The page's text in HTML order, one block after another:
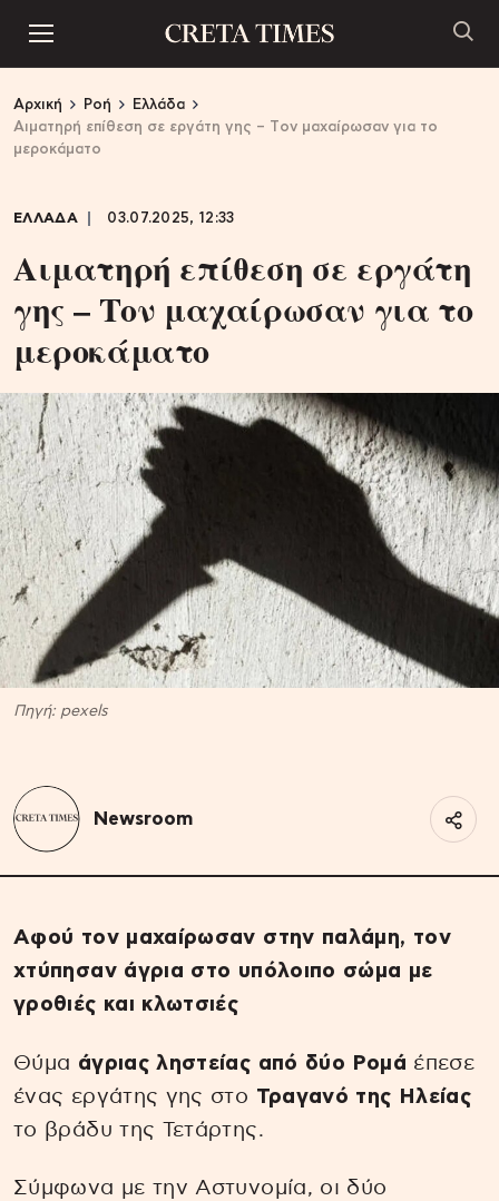
Αρχική Ροή
Ελλάδα
Αιματηρή επίθεση σε εργάτη γης – Tον μαχαίρωσαν για το
μεροκάματο
ΕΛΛΑΔΑ 03.07.2025, 12:33
Αιματηρή επίθεση σε εργάτη
γης – Tον μαχαίρωσαν για το
μεροκάματο
Πηγή: pexels
Newsroom
Αφού τον μαχαίρωσαν στην παλάμη, τον
χτύπησαν άγρια στο υπόλοιπο σώμα με
γροθιές και κλωτσιές
Θύμα άγριας ληστείας από δύο Ρομά έπεσε
ένας εργάτης γης στο Τραγανό της Ηλείας
το βράδυ της Τετάρτης.
Σύμφωνα με την Αστυνομία, οι δύο